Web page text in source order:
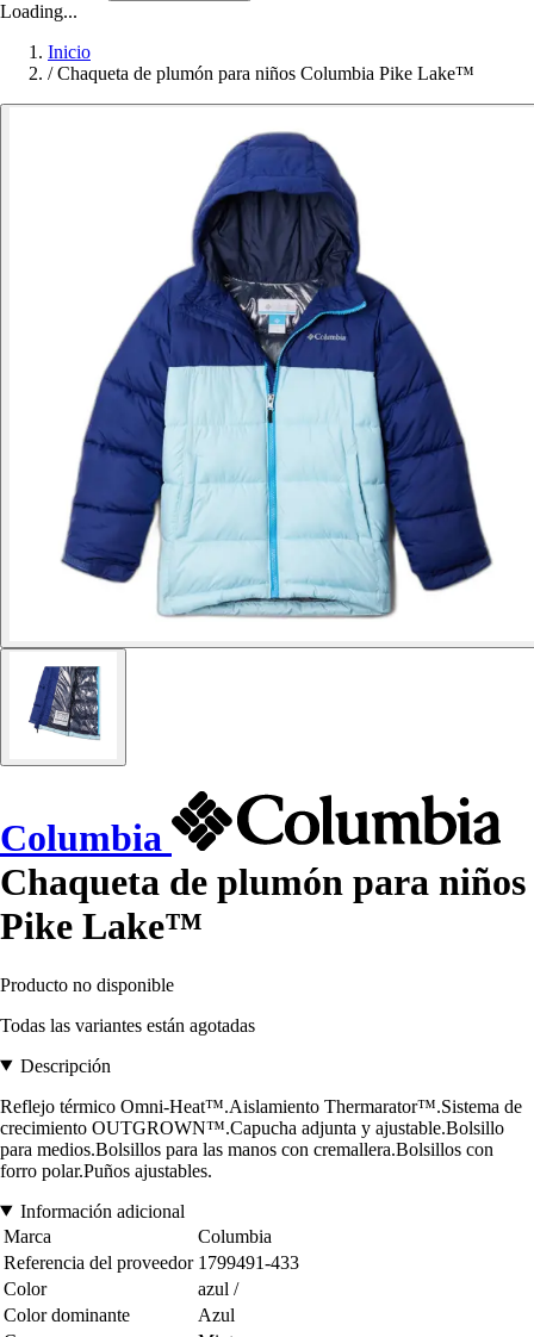
Loading...
Inicio
/ Chaqueta de plumón para niños Columbia Pike Lake™
Columbia
Chaqueta de plumón para niños
Pike Lake™
Producto no disponible
Todas las variantes están agotadas
Descripción
Reflejo térmico Omni-Heat™.Aislamiento Thermarator™.Sistema de
crecimiento OUTGROWN™.Capucha adjunta y ajustable.Bolsillo
para medios.Bolsillos para las manos con cremallera.Bolsillos con
forro polar.Puños ajustables.
Información adicional
Marca
Columbia
Referencia del proveedor 1799491-433
Color
azul /
Color dominante
Azul